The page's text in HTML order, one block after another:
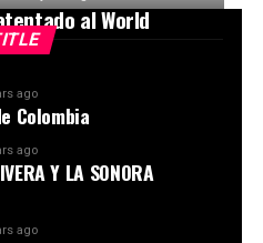
al World
ago
Colombia
ago
Y LA SONORA
ago